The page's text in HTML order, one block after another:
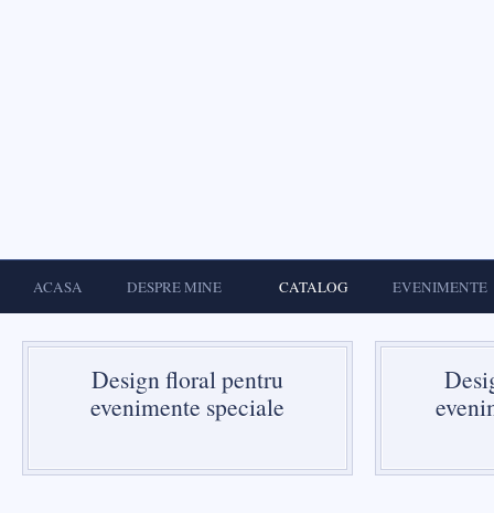
ACASA DESPRE MINE CATALOG EVENIMENTE
Design floral pentru
evenimente speciale